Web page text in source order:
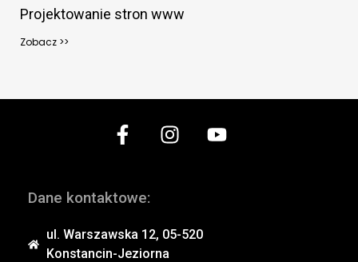
Projektowanie stron www
Zobacz >>
Dane kontaktowe:
ul. Warszawska 12, 05-520
Konstancin-Jeziorna